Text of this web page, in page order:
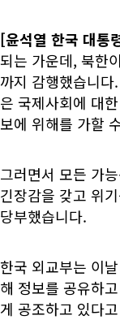
[윤석열 한국 대통
되는 가운데, 북한
까지 감행했습니
은 국제사회에 대
보에 위해를 가할
그러면서 모든 가
긴장감을 갖고 위
당부했습니다.
한국 외교부는 이
해 정보를 공유하
게 공조하고 있다